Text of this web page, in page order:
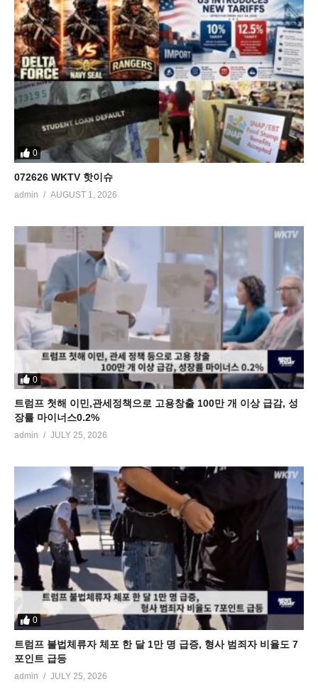
0
072626 WKTV 핫이슈
admin AUGUST 1, 2026
0
트럼프 첫해 이민,관세정책으로 고용창출 100만 개 이상 급감, 성
장률 마이너스0.2%
admin JULY 25, 2026
0
트럼프 불법체류자 체포 한 달 1만 명 급증, 형사 범죄자 비율도 7
포인트 급등
admin JULY 25, 2026